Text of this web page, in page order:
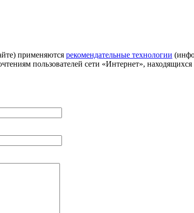
применяются рекомендательные технологии
пользователей сети «Интернет»,